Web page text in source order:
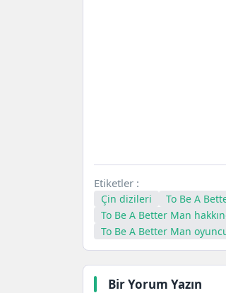
Etiketler :
Çin dizileri To Be A
To Be A Better Man
To Be A Better Man
Bir Yorum Yazın